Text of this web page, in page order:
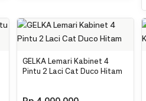
GELKA Lemari Kabinet 4
Pintu 2 Laci Cat Duco Hitam